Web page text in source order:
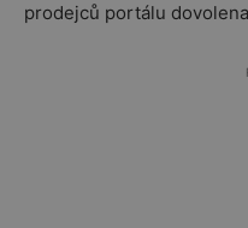
prodejců portálu